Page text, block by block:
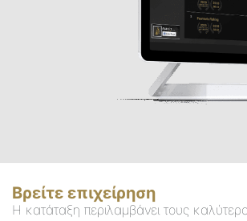
Βρείτε επιχείρηση
Η κατάταξη περιλαμβάνει τους